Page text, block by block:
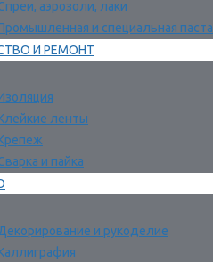
аэрозоли, лаки
и специальная паста
И РЕМОНТ
ленты
и пайка
Декорирование и рукоделие